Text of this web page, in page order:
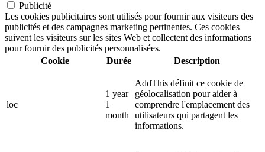
Publicité
Les cookies publicitaires sont utilisés pour fournir aux visiteurs des
publicités et des campagnes marketing pertinentes. Ces cookies
suivent les visiteurs sur les sites Web et collectent des informations
pour fournir des publicités personnalisées.
Cookie
Durée Description
loc
1 year
1
month
AddThis définit ce cookie de
géolocalisation pour aider à
comprendre l'emplacement des
utilisateurs qui partagent les
informations.